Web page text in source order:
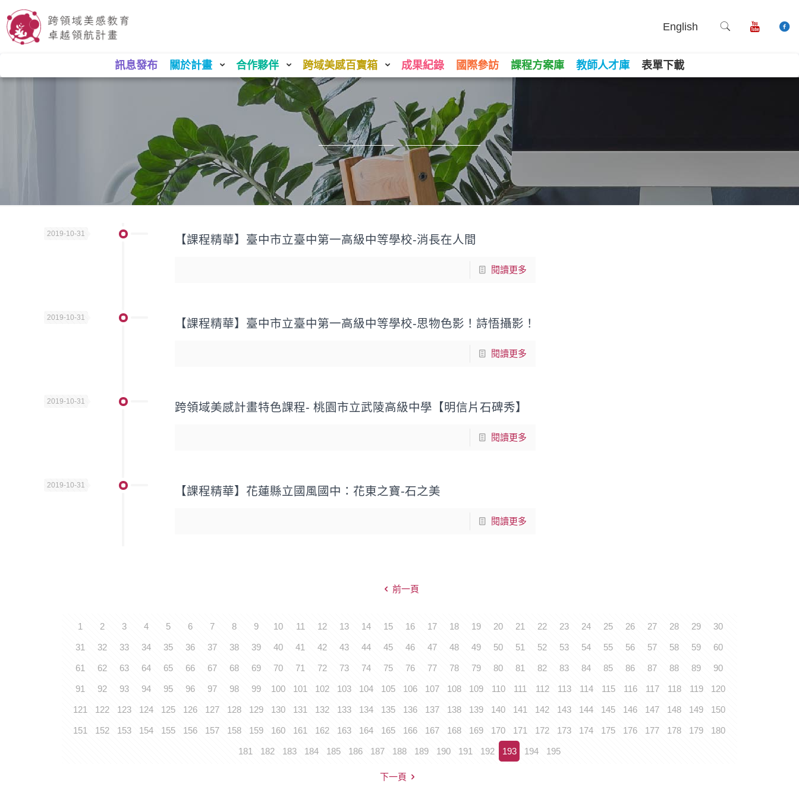
English
訊息發布 關於計畫 合作夥伴 跨域美感百寶箱 成果紀錄 國際參訪 課程方案庫 教師人才庫 表單下載
2019-10-31 【課程精華】臺中市立臺中第一高級中等學校-消長在人間
閱讀更多
2019-10-31 【課程精華】臺中市立臺中第一高級中等學校-思物色影！詩悟攝影！
閱讀更多
2019-10-31 跨領域美感計畫特色課程- 桃園市立武陵高級中學【明信片石碑秀】
閱讀更多
2019-10-31 【課程精華】花蓮縣立國風國中：花東之寶-石之美
閱讀更多
前一頁
1 2 3 4 5 6 7 8 9 10 11 12 13 14 15 16 17 18 19 20 21 22 23 24 25 26 27 28 29 30
31 32 33 34 35 36 37 38 39 40 41 42 43 44 45 46 47 48 49 50 51 52 53 54 55 56 57 58 59 60
61 62 63 64 65 66 67 68 69 70 71 72 73 74 75 76 77 78 79 80 81 82 83 84 85 86 87 88 89 90
91 92 93 94 95 96 97 98 99 100 101 102 103 104 105 106 107 108 109 110 111 112 113 114 115 116 117 118 119 120
121 122 123 124 125 126 127 128 129 130 131 132 133 134 135 136 137 138 139 140 141 142 143 144 145 146 147 148 149 150
151 152 153 154 155 156 157 158 159 160 161 162 163 164 165 166 167 168 169 170 171 172 173 174 175 176 177 178 179 180
181 182 183 184 185 186 187 188 189 190 191 192 193 194 195
下一頁